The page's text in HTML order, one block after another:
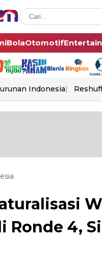
BolaOtomotif
Indonesia
Ronde 4,